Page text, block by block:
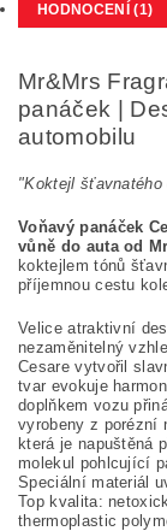
HODNOCENÍ (1)
Mr&Mrs
panáček |
automobilu
"Koktejl
Voňavý panáček
vůně do auta od
koktejlem tónů
příjemnou cestu
Velice atraktivní
nezaměnitelný
Cesare vytvořil
tvar evokuje
doplňkem vozu
vyrobeny z porézní
která je napuštěná
molekul pohlcující
Speciální materiál
Top kvalita:
thermoplastic